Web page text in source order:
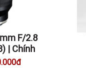
F/2.8
| Chính